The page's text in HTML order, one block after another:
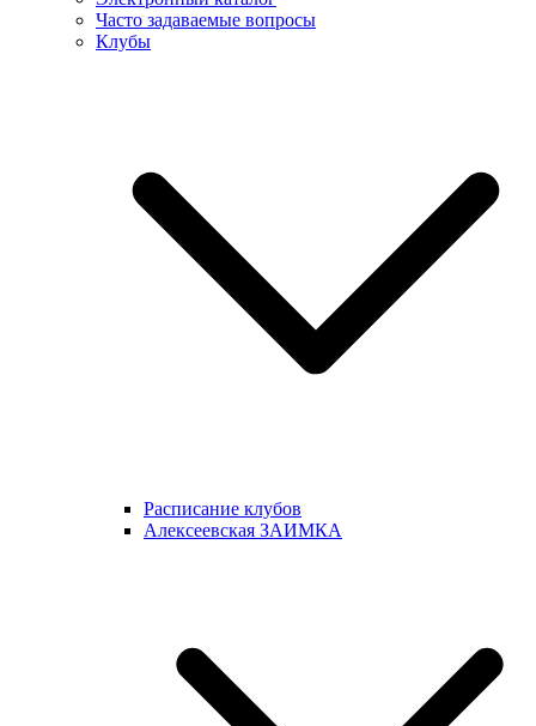
Часто задаваемые вопросы
Клубы
Расписание клубов
Алексеевская ЗАИМКА